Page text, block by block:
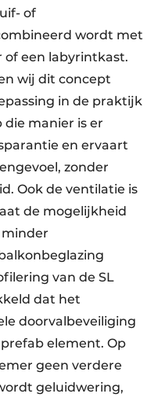
of
wordt met
een labyrintkast.
wij dit concept
in de praktijk
die manier is er
en ervaart
zonder
Ook de ventilatie is
de mogelijkheid
van de SL
dat het
doorvalbeveiliging
element. Op
geen verdere
geluidwering,